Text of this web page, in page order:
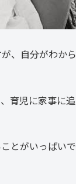
、自分がわか
育児に家事に
とがいっぱいで